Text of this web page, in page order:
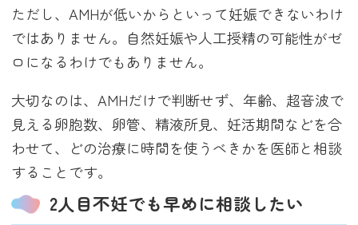
ただし、AMHが低いからといって妊娠できないわけ
ではありません。自然妊娠や人工授精の可能性がゼ
ロになるわけでもありません。
大切なのは、AMHだけで判断せず、年齢、超音波で
見える卵胞数、卵管、精液所見、妊活期間などを合
わせて、どの治療に時間を使うべきかを医師と相談
することです。
2人目不妊でも早めに相談したい